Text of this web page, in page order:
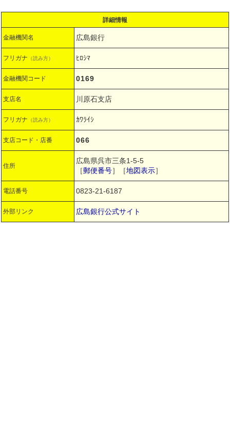
詳細情報
金融機関名 広島銀行
フリガナ （読み方） ﾋﾛｼﾏ
金融機関コード 0169
支店名 川原石支店
フリガナ （読み方） ｶﾜﾗｲｼ
支店コード・店番 066
住所
広島県呉市三条1-5-5
［郵便番号］［地図表示］
電話番号 0823-21-6187
外部リンク 広島銀行公式サイト